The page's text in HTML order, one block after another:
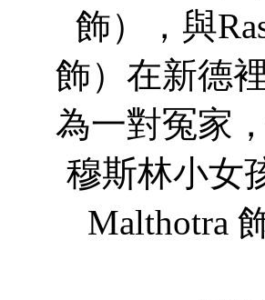
飾），與
飾）在新德
為一對冤家
穆斯林小女
Malthotra